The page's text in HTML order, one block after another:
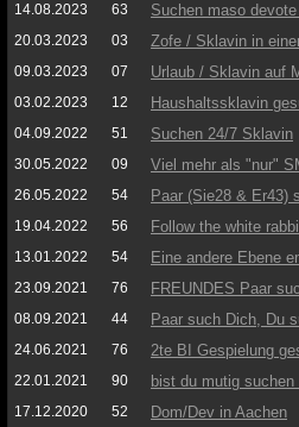
14.08.2023 63 Suchen maso
20.03.2023 03 Zofe / Sklavin in
09.03.2023 07 Urlaub / Sklavin auf
03.02.2023 12 Haushaltssklavin
04.09.2022 51 Suchen 24/7 Sklavin
30.05.2022 09 Viel mehr als "nur"
26.05.2022 54 Paar (Sie28 & Er43)
19.04.2022 56 Follow the white
13.01.2022 54 Eine andere Ebene
23.09.2021 76 FREUNDES Paar
08.09.2021 44 Paar such Dich, Du
24.06.2021 76 2te BI Gespielung
22.01.2021 90 bist du mutig
17.12.2020 52 Dom/Dev in Aachen